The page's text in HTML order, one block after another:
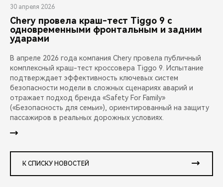
30 апреля 2026
Chery провела краш-тест Tiggo 9 с
одновременными фронтальным и задним
ударами
В апреле 2026 года компания Chery провела публичный
комплексный краш-тест кроссовера Tiggo 9. Испытание
подтверждает эффективность ключевых систем
безопасности модели в сложных сценариях аварий и
отражает подход бренда «Safety For Family»
(«Безопасность для семьи»), ориентированный на защиту
пассажиров в реальных дорожных условиях.
К СПИСКУ НОВОСТЕЙ